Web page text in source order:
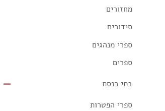
מחזורים
סידורים
ספרי מנהגים
ספרים
בתי כנסת
ספרי הפטרות